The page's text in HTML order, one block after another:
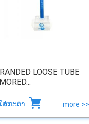
LOOSE TUBE
ສ່ກະຕ່າ more >>